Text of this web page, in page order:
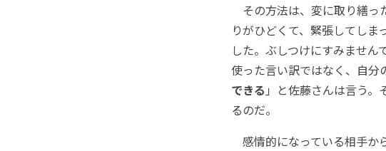
その方法は、変に取り繕っ
りがひどくて、緊張してし
した。ぶしつけにすみませ
使った言い訳ではなく、自分
できる 」と佐藤さんは言う
るのだ。
感情的になっている相手か